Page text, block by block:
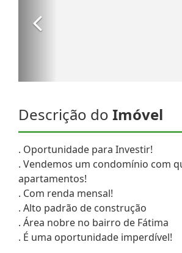
Descrição do Imóvel
. Oportunidade para Investir!
. Vendemos um condomínio com
apartamentos!
. Com renda mensal!
. Alto padrão de construção
. Área nobre no bairro de Fátima
. É uma oportunidade imperdível!